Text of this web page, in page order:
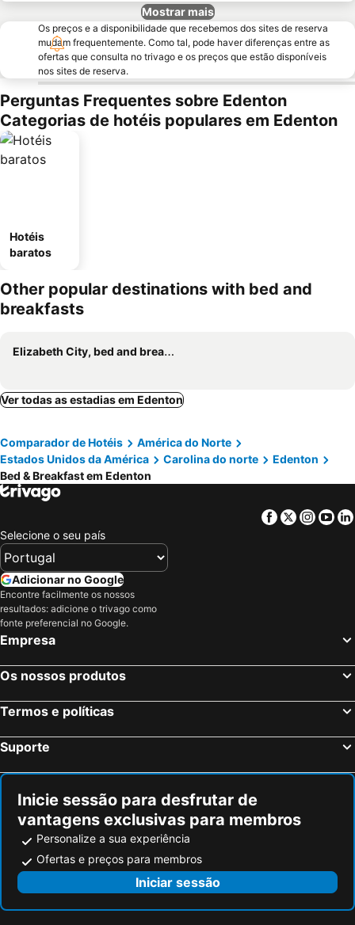
Mostrar mais
Os preços e a disponibilidade que recebemos dos sites de reserva
mudam frequentemente. Como tal, pode haver diferenças entre as
ofertas que consulta no trivago e os preços que estão disponíveis
nos sites de reserva.
Perguntas Frequentes sobre Edenton
Categorias de hotéis populares em Edenton
Hotéis
baratos
Other popular destinations with bed and
breakfasts
Elizabeth City, bed and breakfasts
Ver todas as estadias em Edenton
Comparador de Hotéis
América do Norte
Estados Unidos da América
Carolina do norte
Edenton
Bed & Breakfast em Edenton
Facebook
Twitter
Selecione o seu país
Adicionar no Google
Encontre facilmente os nossos
resultados: adicione o trivago como
fonte preferencial no Google.
Empresa
Os nossos produtos
Termos e políticas
Suporte
Inicie sessão para desfrutar de
vantagens exclusivas para membros
Personalize a sua experiência
Ofertas e preços para membros
Iniciar sessão